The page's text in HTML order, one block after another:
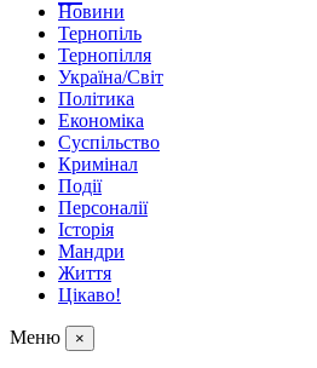
Новини
Тернопіль
Тернопілля
Україна/Світ
Політика
Економіка
Суспільство
Кримінал
Події
Персоналії
Історія
Мандри
Життя
Цікаво!
Меню ×